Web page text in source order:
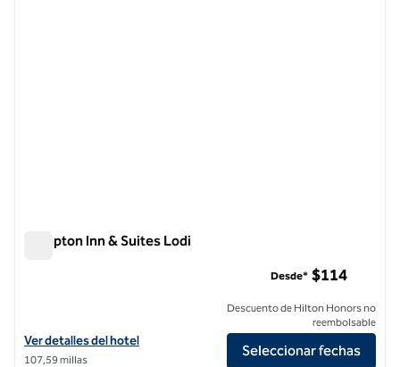
Hampton Inn & Suites Lodi
Ver detalles del hotel Hampton Inn & Suites Lodi
Ver detalles del hotel
107,59 millas
Desde* $114
Descuento de Hilton Honors no
reembolsable
Seleccionar fechas